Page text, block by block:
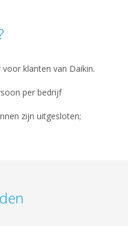
klanten van Daikin.
per bedrijf
zijn uitgesloten;